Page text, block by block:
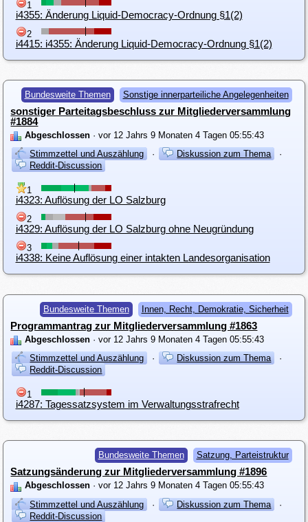
1
i4355: Änderung Liquid-Democracy-Ordnung §1(2)
2
i4415: i4355: Änderung Liquid-Democracy-Ordnung §1(2)
Bundesweite Themen Sonstige innerparteiliche Angelegenheiten
sonstiger Parteitagsbeschluss zur Mitgliederversammlung
#1884
Abgeschlossen · vor 12 Jahrs 9 Monaten 4 Tagen 05:55:43
Stimmzettel und Auszählung
· Diskussion zum Thema
·
Reddit-Discussion
1
i4323: Auflösung der LO Salzburg
2
i4329: Auflösung der LO Salzburg ohne Neugründung
3
i4338: Keine Auflösung einer intakten Landesorganisation
Bundesweite Themen Innen, Recht, Demokratie, Sicherheit
Programmantrag zur Mitgliederversammlung #1863
Abgeschlossen · vor 12 Jahrs 9 Monaten 4 Tagen 05:55:43
Stimmzettel und Auszählung
· Diskussion zum Thema
·
Reddit-Discussion
1
i4287: Tagessatzsystem im Verwaltungsstrafrecht
Bundesweite Themen Satzung, Parteistruktur
Satzungsänderung zur Mitgliederversammlung #1896
Abgeschlossen · vor 12 Jahrs 9 Monaten 4 Tagen 05:55:43
Stimmzettel und Auszählung
· Diskussion zum Thema
·
Reddit-Discussion